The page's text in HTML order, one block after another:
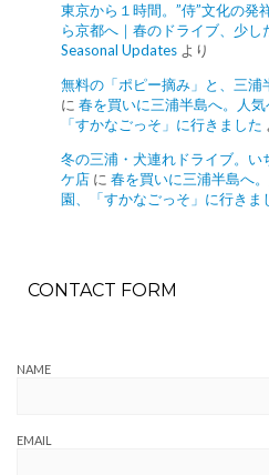
東京から１時間。”侍”文化の発
ら京都へ｜春のドライブ、少
Seasonal Updates より
無料の「ポピー摘み」と、三
に 春を買いに三浦半島へ。人気
「すかなごっそ」に行きました
冬の三浦・犬連れドライブ。い
ケ店 に 春を買いに三浦半島へ
園、「すかなごっそ」に行きま
CONTACT FORM
NAME
EMAIL